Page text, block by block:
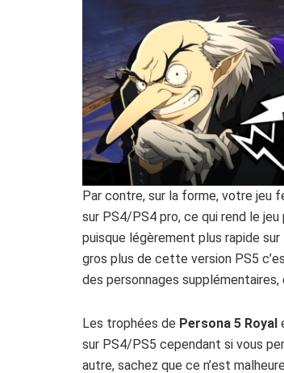
Par contre, sur la forme, votre jeu
sur PS4/PS4 pro, ce qui rend le
puisque légèrement plus rapide
gros plus de cette version PS5
des personnages
Les trophées de Persona 5 Royal
sur PS4/PS5 cependant si vous
autre, sachez que ce n’est